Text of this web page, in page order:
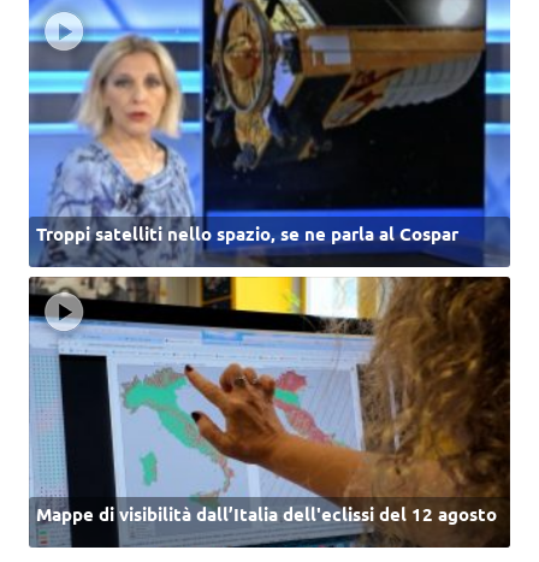
Troppi satelliti nello spazio, se ne parla al Cospar
Mappe di visibilità dall’Italia dell'eclissi del 12 agosto